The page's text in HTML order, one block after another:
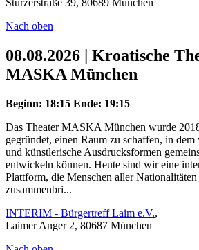
Stürzerstraße 39, 80689 München
Nach oben
08.08.2026 | Kroatische
MASKA München
Beginn: 18:15 Ende: 19:15
Das Theater MASKA München wurde
gegründet, einen Raum zu schaffen, in
und künstlerische Ausdrucksformen
entwickeln können. Heute sind wir eine
Plattform, die Menschen aller Nationalitäten
zusammenbri...
INTERIM - Bürgertreff Laim e.V.,
Laimer Anger 2, 80687 München